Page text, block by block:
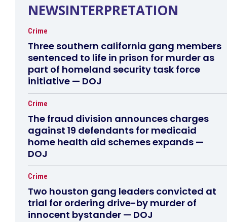
NEWSINTERPRETATION
Crime
Three southern california gang members
sentenced to life in prison for murder as
part of homeland security task force
initiative — DOJ
Crime
The fraud division announces charges
against 19 defendants for medicaid
home health aid schemes expands —
DOJ
Crime
Two houston gang leaders convicted at
trial for ordering drive-by murder of
innocent bystander — DOJ